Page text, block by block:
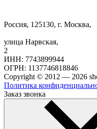
Россия, 125130, г. Москва,
улица Нарвская,
2
ИНН: 7743899944
ОГРН: 1137746818846
Copyright © 2012 — 2026
Политика
Заказ звонка